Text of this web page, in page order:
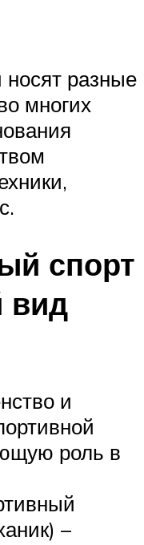
разные
многих
спорт
вид
и
роль в
–